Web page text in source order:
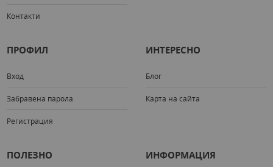
Контакти
ПРОФИЛ
Вход
Забравена парола
Регистрация
ИНТЕРЕСНО
Блог
Карта на сайта
ПОЛЕЗНО ИНФОРМАЦИЯ